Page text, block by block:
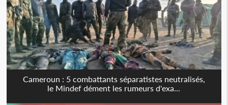
Cameroun : 5 combattants séparatistes neutralisés,
le Mindef dément les rumeurs d'exa...